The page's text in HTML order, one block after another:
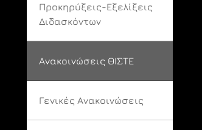
Προκηρύξεις-Εξελίξεις
Διδασκόντων
Ανακοινώσεις ΘΙΣΤΕ
Γενικές Ανακοινώσεις